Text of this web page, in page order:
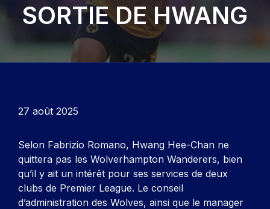
SORTIE DE HWANG
27 août 2025
Selon Fabrizio Romano, Hwang Hee-Chan ne
quittera pas les Wolverhampton Wanderers, bien
qu’il y ait un intérêt pour ses services de deux
clubs de Premier League. Le conseil
d’administration des Wolves, ainsi que le manager